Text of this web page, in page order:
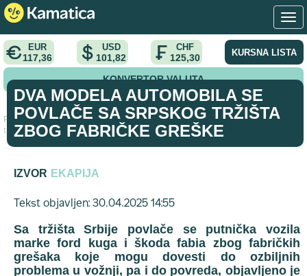
EUR
117,36
USD
101,82
CHF
125,30 KURSNA LISTA
KONVERTOR VALUTA
Početna > vest >
Dva modela automobila se povlače sa srpskog
tržišta zbog fabričke greške
DVA MODELA AUTOMOBILA SE
POVLAČE SA SRPSKOG TRŽIŠTA
ZBOG FABRIČKE GREŠKE
IZVOR EKAPIJA
Tekst objavljen: 30.04.2025 14:55
Sa tržišta Srbije povlače se putnička vozila
marke ford kuga i škoda fabia zbog fabričkih
grešaka koje mogu dovesti do ozbiljnih
problema u vožnji, pa i do povreda, objavljeno je